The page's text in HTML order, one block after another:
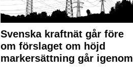
Svenska kraftnät går före
om förslaget om höjd
markersättning går igenom